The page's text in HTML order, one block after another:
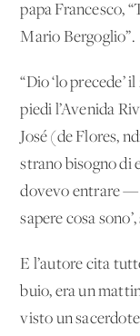
papa Francesco,
Mario Bergoglio”.
“Dio ‘lo precede’
piedi l’Avenida
José (de Flores,
strano bisogno di
dovevo entrare —
sapere cosa
E l’autore cita
buio, era un
visto un